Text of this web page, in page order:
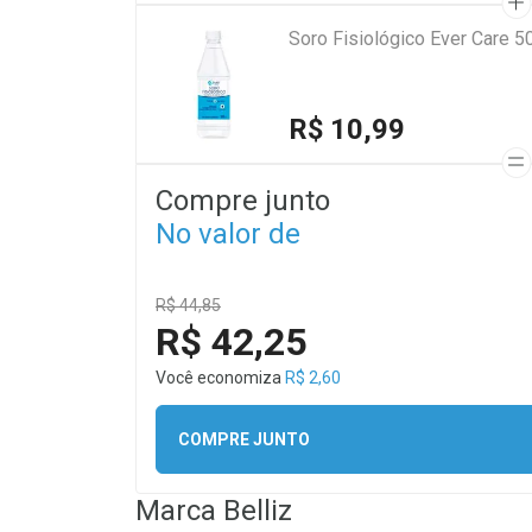
Soro Fisiológico Ever Care
R$ 10,99
Compre junto
No valor de
R$ 44,85
R$ 42,25
Você economiza R$ 2,60
COMPRE JUNTO
Marca Belliz